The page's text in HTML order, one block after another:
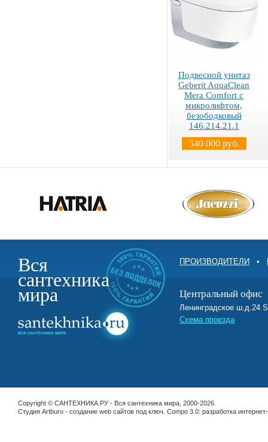
Подвесной унитаз
Geberit AquaClean
Mera Comfort с
микролифтом,
безободковый
146.214.21.1
540 000 руб.
Вся
сантехника
мира
ПРОИЗВОДИТЕЛИ •
Центральный офис
Ленинградское ш.д.24
Схема проезда
Copyright © САНТЕХНИКА.РУ - Вся сантехника мира, 2000-2026.
Студия Artburo - cоздание web сайтов под ключ . Compo 3.0: разработка